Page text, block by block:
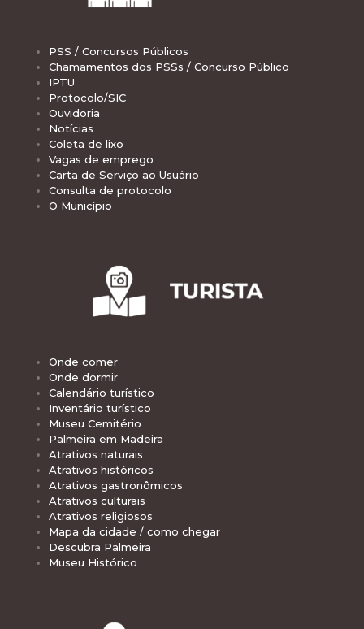
PSS / Concursos Públicos
Chamamentos dos PSSs / Concurso Público
IPTU
Protocolo/SIC
Ouvidoria
Notícias
Coleta de lixo
Vagas de emprego
Carta de Serviço ao Usuário
Consulta de protocolo
O Município
Onde comer
Onde dormir
Calendário turístico
Inventário turístico
Museu Cemitério
Palmeira em Madeira
Atrativos naturais
Atrativos históricos
Atrativos gastronômicos
Atrativos culturais
Atrativos religiosos
Mapa da cidade / como chegar
Descubra Palmeira
Museu Histórico